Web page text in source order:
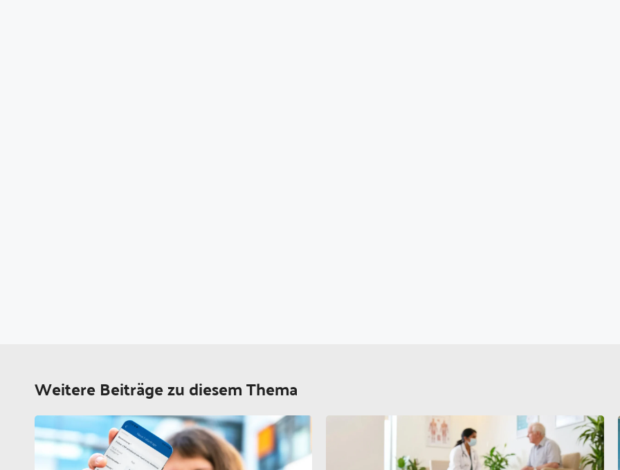
Weitere Beiträge zu diesem Thema